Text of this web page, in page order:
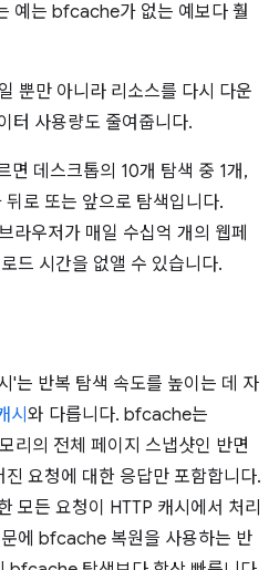
예는 bfcache가 없는 예보다 훨
뿐만 아니라 리소스를 다시 다운
터 사용량도 줄여줍니다.
데스크톱의 10개 탐색 중 1개,
로 또는 앞으로 탐색입니다.
우저가 매일 수십억 개의 웹페
드 시간을 없앨 수 있습니다.
는 반복 탐색 속도를 높이는 데 자
시 와 다릅니다. bfcache는
리의 전체 페이지 스냅샷인 반면
요청에 대한 응답만 포함합니다.
모든 요청이 HTTP 캐시에서 처리
에 bfcache 복원을 사용하는 반